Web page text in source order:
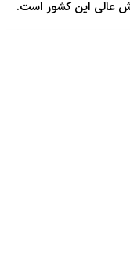
عالی این کشور است.